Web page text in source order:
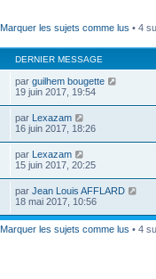
Marquer les sujets comme lus • 4
DERNIER MESSAGE
par guilhem bougette
19 juin 2017, 19:54
par Lexazam
16 juin 2017, 18:26
par Lexazam
15 juin 2017, 20:25
par Jean Louis AFFLARD
18 mai 2017, 10:56
Marquer les sujets comme lus • 4